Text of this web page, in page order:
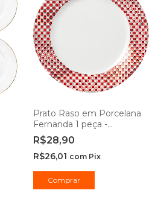
Prato Raso em Porcelana
Fernanda 1 peça -
Hauskraft
R$28,90
R$26,01 com Pix